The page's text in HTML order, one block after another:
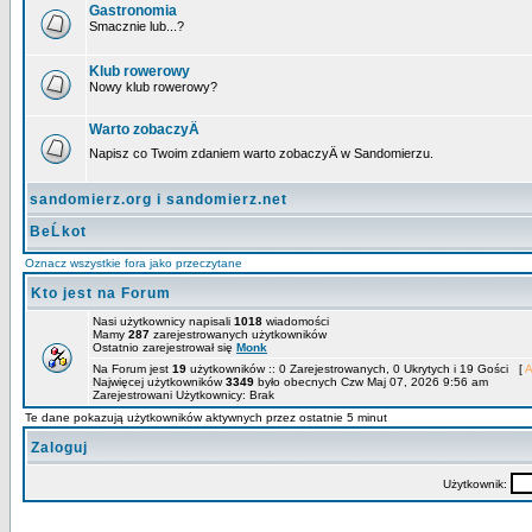
Gastronomia
Smacznie lub...?
Klub rowerowy
Nowy klub rowerowy?
Warto zobaczyÄ
Napisz co Twoim zdaniem warto zobaczyÄ w Sandomierzu.
sandomierz.org i sandomierz.net
BeĹkot
Oznacz wszystkie fora jako przeczytane
Kto jest na Forum
Nasi użytkownicy napisali 1018 wiadomości
Mamy 287 zarejestrowanych użytkowników
Ostatnio zarejestrował się Monk
Na Forum jest 19 użytkowników :: 0 Zarejestrowanych, 0 Ukrytych i 19 Gości [
Najwięcej użytkowników3349 było obecnych Czw Maj 07, 2026 9:56 am
Zarejestrowani Użytkownicy: Brak
Te dane pokazują użytkowników aktywnych przez ostatnie 5 minut
Zaloguj
Użytkownik: